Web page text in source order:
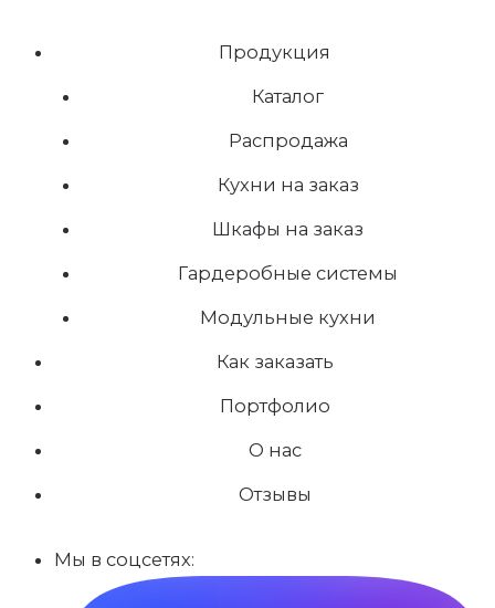
Продукция
Каталог
Распродажа
Кухни на заказ
Шкафы на заказ
Гардеробные системы
Модульные кухни
Как заказать
Портфолио
О нас
Отзывы
Мы в соцсетях: